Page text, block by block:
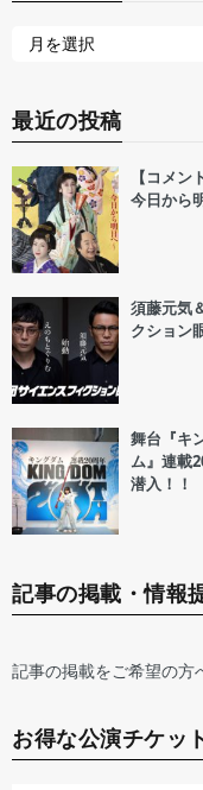
最近の投稿
【コメ
今日から
須藤元気
クション
舞台『キ
ム』連載
潜入！！
記事の掲載・情報
記事の掲載をご希望の方
お得な公演チケッ